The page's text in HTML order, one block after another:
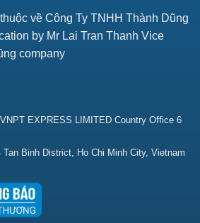
về Công Ty TNHH Thành Dũng
by Mr Lai Tran Thanh Vice
company
EXPRESS LIMITED Country Office 6
Binh District, Ho Chi Minh City, Vietnam